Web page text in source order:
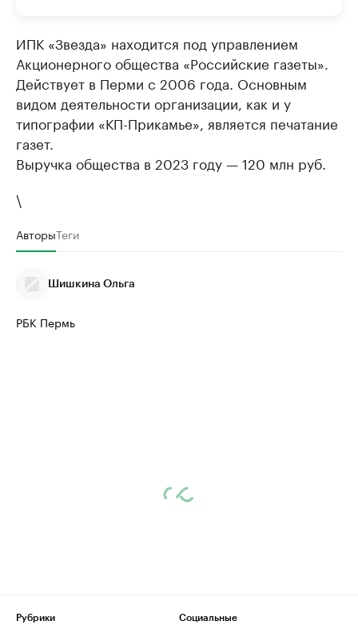
ИПК «Звезда» находится под управлением
Акционерного общества «Российские газеты».
Действует в Перми с 2006 года. Основным
видом деятельности организации, как и у
типографии «КП-Прикамье», является печатание
газет.
Выручка общества в 2023 году — 120 млн руб.
\
АвторыТеги
Шишкина Ольга
РБК Пермь
Рубрики
Социальные